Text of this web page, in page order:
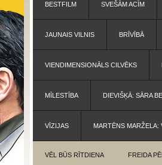
BESTFILM SVEŠĀM ACĪM
JAUNAIS VILNIS BRĪVĪBĀ
VIENDIMENSIONĀLS CILVĒKS
MĪLESTĪBA DIEVIŠĶĀ: SĀRA
VĪZIJAS MARTĒNS MARŽELA:
VĒL BŪS RĪTDIENA FREIDA